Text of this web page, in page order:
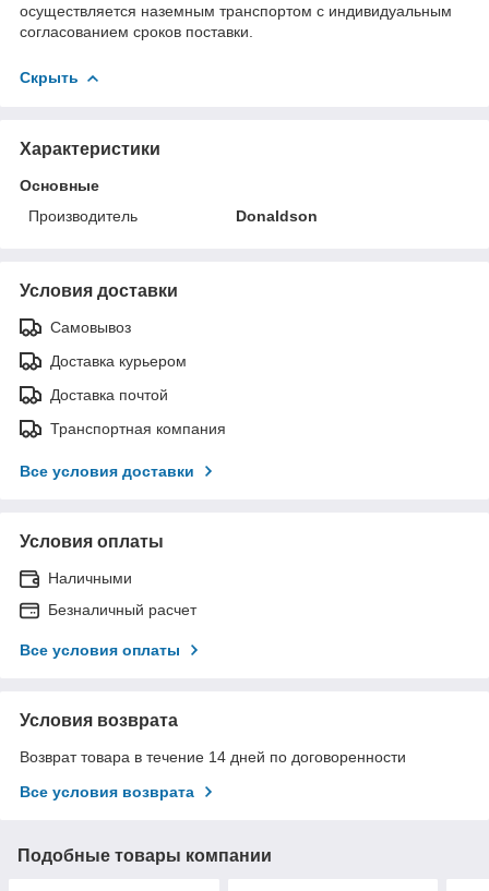
осуществляется наземным транспортом с индивидуальным
согласованием сроков поставки.
Скрыть
Характеристики
Основные
Производитель
Donaldson
Условия доставки
Самовывоз
Доставка курьером
Доставка почтой
Транспортная компания
Все условия доставки
Условия оплаты
Наличными
Безналичный расчет
Все условия оплаты
Условия возврата
Возврат товара в течение 14 дней по договоренности
Все условия возврата
Подобные товары компании